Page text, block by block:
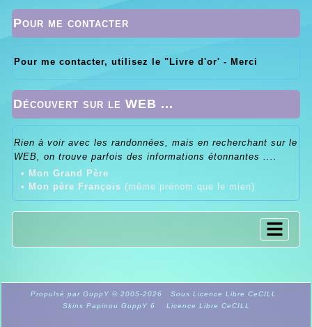
Pour me contacter
Pour me contacter, utilisez le "Livre d'or' - Merci
Découvert sur le WEB ...
Rien à voir avec les randonnées, mais en recherchant sur le
WEB, on trouve parfois des informations étonnantes ....
• Mon Grand Père
• Mon père François (même prénom que le mien)
Propulsé par GuppY © 2005-2026
Sous Licence Libre CeCILL
Skins Papinou GuppY 6
Licence Libre CeCILL